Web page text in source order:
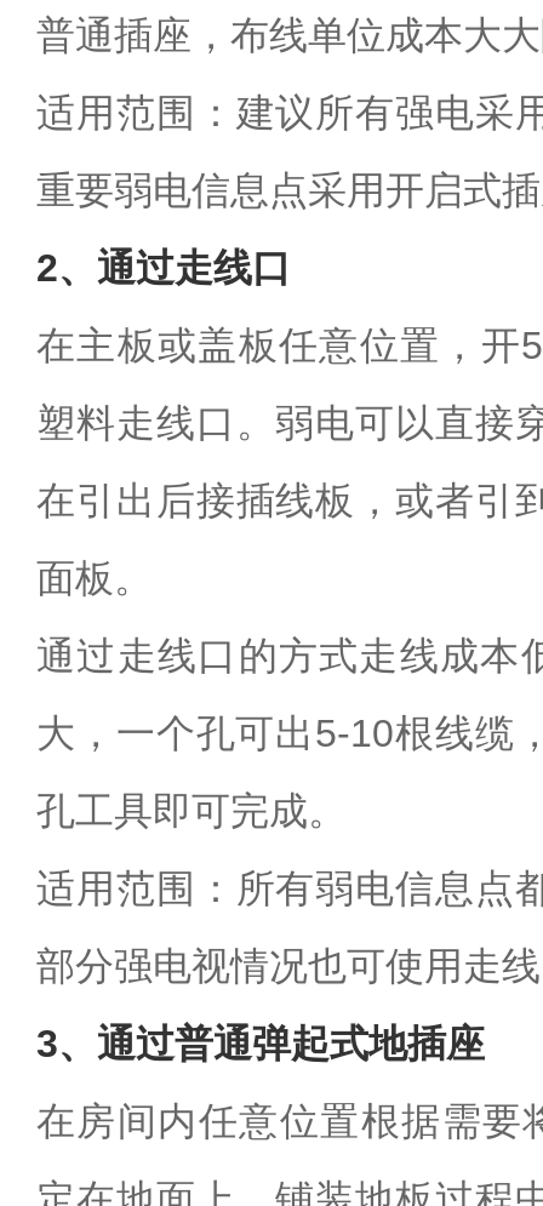
普通插座，布线单位成本大
适用范围：建议所有强电采
重要弱电信息点采用开启式
2、通过走线口
在主板或盖板任意位置，开
塑料走线口。弱电可以直接
在引出后接插线板，或者引
面板。
通过走线口的方式走线成本
大，一个孔可出5-10根线缆
孔工具即可完成。
适用范围：所有弱电信息点
部分强电视情况也可使用走
3、通过普通弹起式地插座
在房间内任意位置根据需要